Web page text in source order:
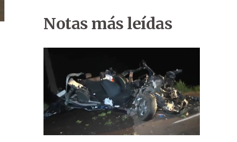
Presupuesto 2022. La SNC sufriría un recorte del 7,8%.
Notas más leídas